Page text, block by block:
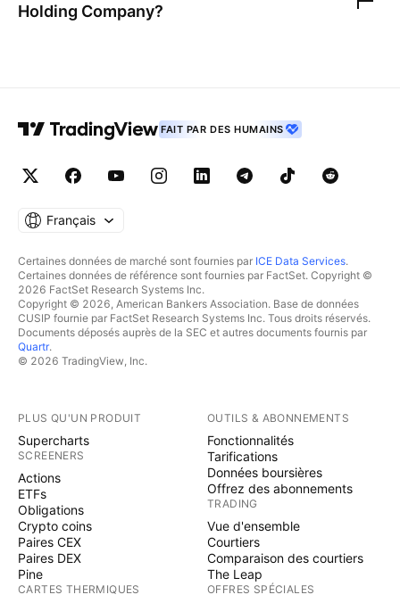
Holding Company?
FAIT PAR DES HUMAINS
Français
Certaines données de marché sont fournies par ICE Data Services.
Certaines données de référence sont fournies par FactSet. Copyright ©
2026 FactSet Research Systems Inc.
Copyright © 2026, American Bankers Association. Base de données
CUSIP fournie par FactSet Research Systems Inc. Tous droits réservés.
Documents déposés auprès de la SEC et autres documents fournis par
Quartr.
© 2026 TradingView, Inc.
PLUS QU'UN PRODUIT
Supercharts
SCREENERS
Actions
ETFs
Obligations
Crypto coins
Paires CEX
Paires DEX
Pine
CARTES THERMIQUES
OUTILS & ABONNEMENTS
Fonctionnalités
Tarifications
Données boursières
Offrez des abonnements
TRADING
Vue d'ensemble
Courtiers
Comparaison des courtiers
The Leap
OFFRES SPÉCIALES